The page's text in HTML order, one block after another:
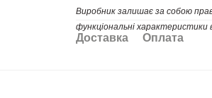
Виробник залишає за собою
функціональні характеристики
Доставка Оплата